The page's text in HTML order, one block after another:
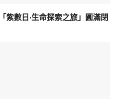
紫數日·生命探索之旅」圓滿閉